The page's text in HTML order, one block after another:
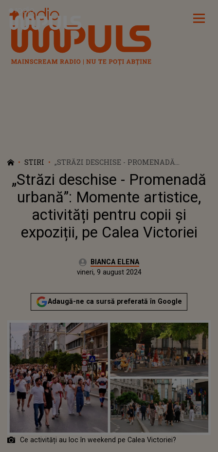
Radio Impuls
STIRI
„STRĂZI DESCHISE - PROMENADĂ
URBANĂ”: MOMENTE ARTISTICE,
ACTIVITĂȚI PENTRU COPII ȘI EXPOZIȚII,
PE CALEA VICTORIEI
„Străzi deschise - Promenadă
urbană”: Momente artistice,
activități pentru copii și
expoziții, pe Calea Victoriei
Autor:BIANCA ELENA
Publicat:
vineri, 9 august 2024
Adaugă-ne ca sursă preferată în Google
Ce activități au loc în weekend pe Calea Victoriei?